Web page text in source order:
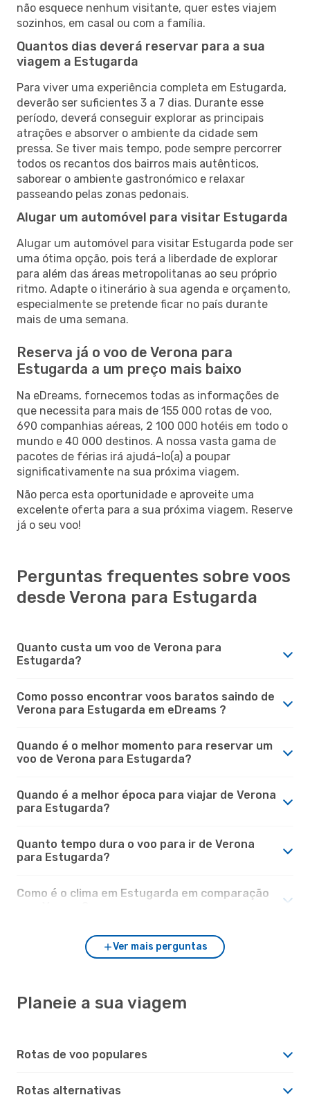
não esquece nenhum visitante, quer estes viajem
sozinhos, em casal ou com a família.
Quantos dias deverá reservar para a sua
viagem a Estugarda
Para viver uma experiência completa em Estugarda,
deverão ser suficientes 3 a 7 dias. Durante esse
período, deverá conseguir explorar as principais
atrações e absorver o ambiente da cidade sem
pressa. Se tiver mais tempo, pode sempre percorrer
todos os recantos dos bairros mais autênticos,
saborear o ambiente gastronómico e relaxar
passeando pelas zonas pedonais.
Alugar um automóvel para visitar Estugarda
Alugar um automóvel para visitar Estugarda pode ser
uma ótima opção, pois terá a liberdade de explorar
para além das áreas metropolitanas ao seu próprio
ritmo. Adapte o itinerário à sua agenda e orçamento,
especialmente se pretende ficar no país durante
mais de uma semana.
Reserva já o voo de Verona para
Estugarda a um preço mais baixo
Na eDreams, fornecemos todas as informações de
que necessita para mais de 155 000 rotas de voo,
690 companhias aéreas, 2 100 000 hotéis em todo o
mundo e 40 000 destinos. A nossa vasta gama de
pacotes de férias irá ajudá-lo(a) a poupar
significativamente na sua próxima viagem.
Não perca esta oportunidade e aproveite uma
excelente oferta para a sua próxima viagem. Reserve
já o seu voo!
Perguntas frequentes sobre voos
desde Verona para Estugarda
Quanto custa um voo de Verona para
Estugarda?
Como posso encontrar voos baratos saindo de
Verona para Estugarda em eDreams ?
Quando é o melhor momento para reservar um
voo de Verona para Estugarda?
Quando é a melhor época para viajar de Verona
para Estugarda?
Quanto tempo dura o voo para ir de Verona
para Estugarda?
Como é o clima em Estugarda em comparação
Ver mais perguntas
Planeie a sua viagem
Rotas de voo populares
Rotas alternativas